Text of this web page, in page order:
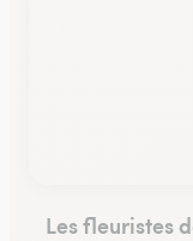
Les fleuristes